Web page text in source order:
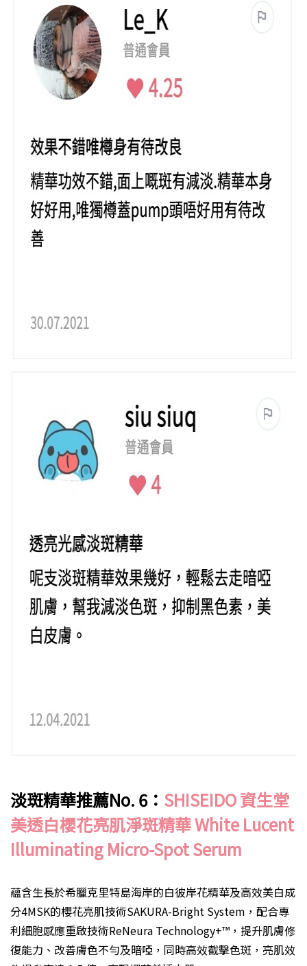
淡斑精華推薦No. 6： SHISEIDO 資生堂
美透白櫻花亮肌淨斑精華 White Lucent
Illuminating Micro-Spot Serum
蘊含生長於希臘克里特島海岸的白彼岸花精華及高效美白成
分4MSK的櫻花亮肌技術SAKURA-Bright System，配合專
利細胞感應重啟技術ReNeura Technology+™，提升肌膚修
復能力、改善膚色不勻及暗啞，同時高效截擊色斑，亮肌效